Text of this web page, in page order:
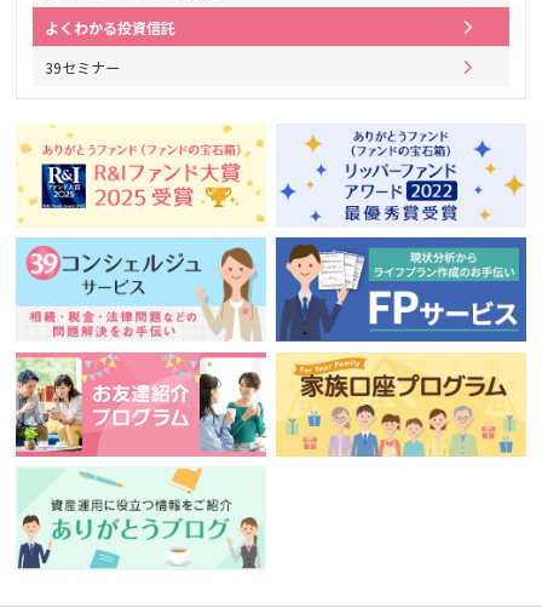
よくわかる投資信託
39セミナー